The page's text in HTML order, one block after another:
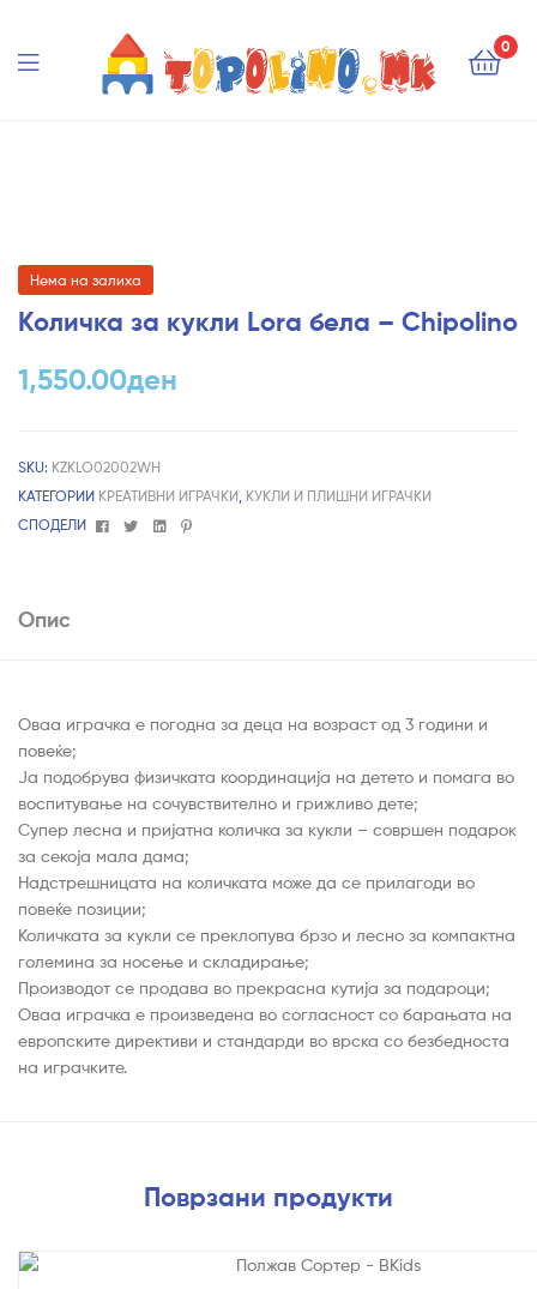
0
Нема на залиха
Количка за кукли Lora бела – Chipolino
1,550.00ден
SKU: KZKLO02002WH
КАТЕГОРИИ КРЕАТИВНИ ИГРАЧКИ КУКЛИ И ПЛИШНИ ИГРАЧКИ
СПОДЕЛИ
FacebookTwitterLinkedin
Pinterest
Опис
Оваа играчка е погодна за деца на возраст од 3 години и
повеќе;
Ја подобрува физичката координација на детето и помага во
воспитување на сочувствително и грижливо дете;
Супер лесна и пријатна количка за кукли – совршен подарок
за секоја мала дама;
Надстрешницата на количката може да се прилагоди во
повеќе позиции;
Количката за кукли се преклопува брзо и лесно за компактна
големина за носење и складирање;
Производот се продава во прекрасна кутија за подароци;
Оваа играчка е произведена во согласност со барањата на
европските директиви и стандарди во врска со безбедноста
на играчките.
Поврзани продукти